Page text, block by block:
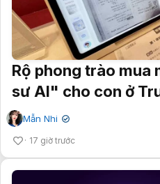
Rộ phong trào mua
sư AI" cho con ở
Mẫn Nhi ✔
17 giờ trước